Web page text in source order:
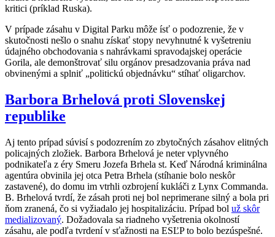
kritici (príklad Ruska).
V prípade zásahu v Digital Parku môže ísť o podozrenie, že v
skutočnosti nešlo o snahu získať stopy nevyhnutné k vyšetreniu
údajného obchodovania s nahrávkami spravodajskej operácie
Gorila, ale demonštrovať silu orgánov presadzovania práva nad
obvinenými a splniť „politickú objednávku“ stíhať oligarchov.
Barbora Brhelová proti Slovenskej
republike
Aj tento prípad súvisí s podozrením zo zbytočných zásahov elitných
policajných zložiek. Barbora Brhelová je neter vplyvného
podnikateľa z éry Smeru Jozefa Brhela st. Keď Národná kriminálna
agentúra obvinila jej otca Petra Brhela (stíhanie bolo neskôr
zastavené), do domu im vtrhli ozbrojení kukláči z Lynx Commanda.
B. Brhelová tvrdí, že zásah proti nej bol neprimerane silný a bola pri
ňom zranená, čo si vyžiadalo jej hospitalizáciu. Prípad bol už skôr
medializovaný. Dožadovala sa riadneho vyšetrenia okolností
zásahu, ale podľa tvrdení v sťažnosti na ESĽP to bolo bezúspešné.